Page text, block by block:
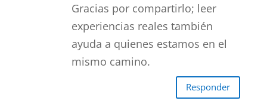
Gracias por compartirlo; leer
experiencias reales también
ayuda a quienes estamos en el
mismo camino.
Responder